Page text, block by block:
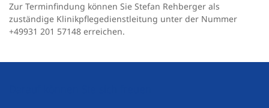
Zur Terminfindung können Sie Stefan Rehberger als
zuständige Klinikpflegedienstleitung unter der Nummer
+49931 201 57148 erreichen.